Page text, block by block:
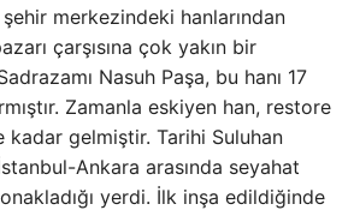
merkezindeki hanlarından
çarşısına çok yakın bir
Nasuh Paşa, bu hanı 17
Zamanla eskiyen han, restore
kadar gelmiştir. Tarihi Suluhan
Ankara arasında seyahat
yerdi. İlk inşa edildiğinde